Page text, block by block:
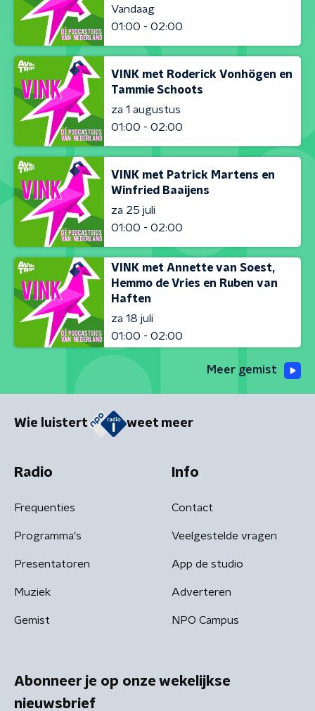
Vandaag
01:00 - 02:00
VINK met Roderick Vonhögen en
Tammie Schoots
za 1 augustus
01:00 - 02:00
VINK met Patrick Martens en
Winfried Baaijens
za 25 juli
01:00 - 02:00
VINK met Annette van Soest,
Hemmo de Vries en Ruben van
Haften
za 18 juli
01:00 - 02:00
Meer gemist
Wie luistert weet meer
Radio
Frequenties
Programma's
Presentatoren
Muziek
Gemist
Info
Contact
Veelgestelde vragen
App de studio
Adverteren
NPO Campus
Abonneer je op onze wekelijkse
nieuwsbrief